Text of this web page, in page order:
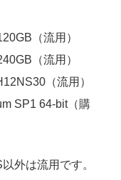
（流用）
（流用）
（流用）
SP1 64-bit（購
外は流用です。